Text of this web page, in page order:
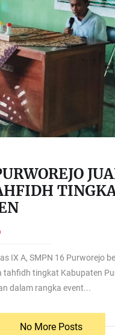
IX A, SMPN 16 Purworejo
tahfidh tingkat Kabupaten
dalam rangka event...
No More Posts